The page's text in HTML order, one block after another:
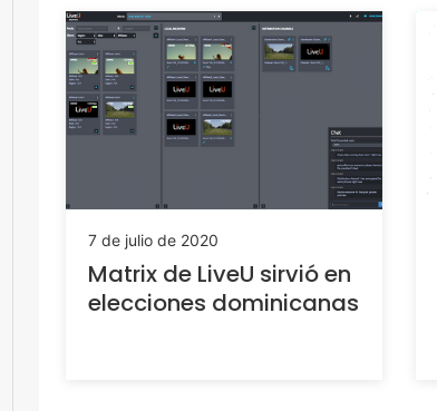
7 de julio de 2020
Matrix de LiveU sirvió en
elecciones dominicanas